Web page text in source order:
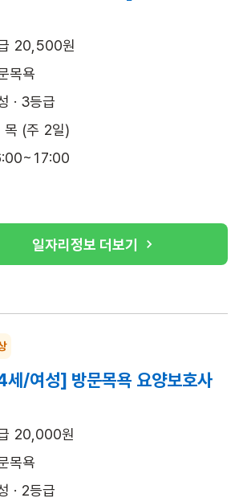
20,500원
목욕
· 3등급
목 (주 2일)
일자리정보 더보기
/여성] 방문목욕 요양보호사
20,000원
목욕
· 2등급